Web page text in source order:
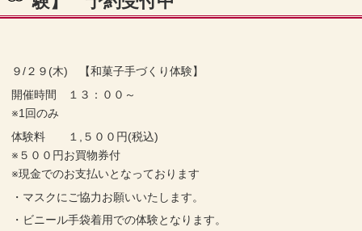
９/２９(木) 【和菓子手づくり体験】
開催時間 １３：００～
※1回のみ
体験料 １,５００円(税込)
※５００円お買物券付
※現金でのお支払いとなっております
・マスクにご協力お願いいたします。
・ビニール手袋着用での体験となります。